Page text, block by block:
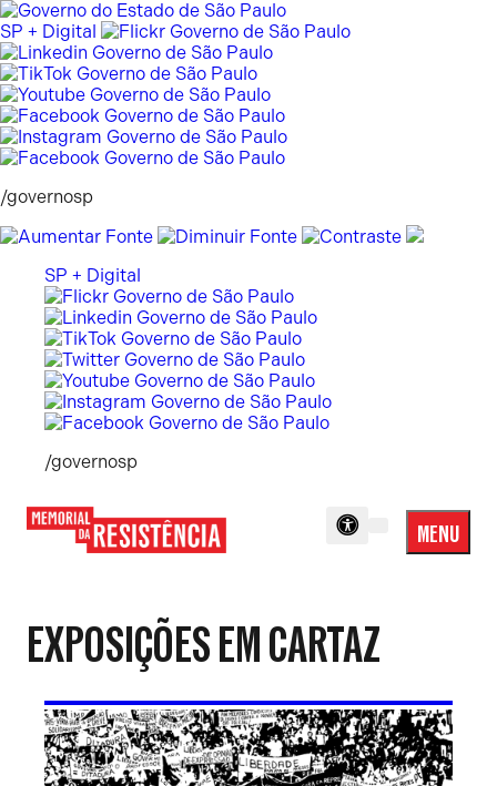
Pular
para
o
conteúdo
SP + Digital
/governosp
SP + Digital
/governosp
MENU
Menu
EXPOSIÇÕES EM CARTAZ